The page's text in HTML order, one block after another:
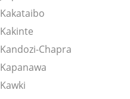
Kakataibo
Kakinte
Kandozi-Chapra
Kapanawa
Kawki